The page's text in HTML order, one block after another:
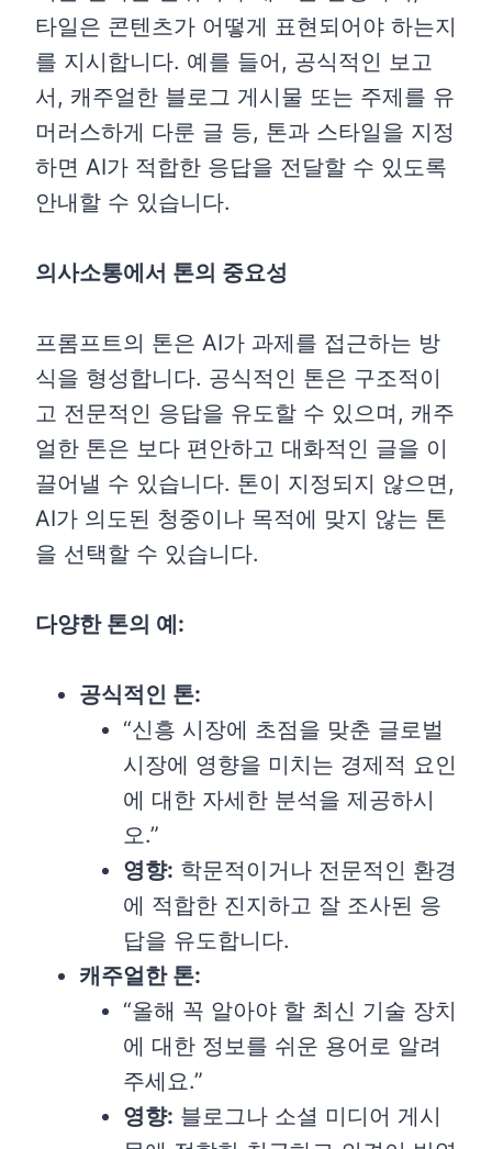
타일은 콘텐츠가 어떻게 표현되어야 하는지
를 지시합니다. 예를 들어, 공식적인 보고
서, 캐주얼한 블로그 게시물 또는 주제를 유
머러스하게 다룬 글 등, 톤과 스타일을 지정
하면 AI가 적합한 응답을 전달할 수 있도록
안내할 수 있습니다.
의사소통에서 톤의 중요성
프롬프트의 톤은 AI가 과제를 접근하는 방
식을 형성합니다. 공식적인 톤은 구조적이
고 전문적인 응답을 유도할 수 있으며, 캐주
얼한 톤은 보다 편안하고 대화적인 글을 이
끌어낼 수 있습니다. 톤이 지정되지 않으면,
AI가 의도된 청중이나 목적에 맞지 않는 톤
을 선택할 수 있습니다.
다양한 톤의 예:
공식적인 톤:
“신흥 시장에 초점을 맞춘 글로벌
시장에 영향을 미치는 경제적 요인
에 대한 자세한 분석을 제공하시
오.”
영향: 학문적이거나 전문적인 환경
에 적합한 진지하고 잘 조사된 응
답을 유도합니다.
캐주얼한 톤:
“올해 꼭 알아야 할 최신 기술 장치
에 대한 정보를 쉬운 용어로 알려
주세요.”
영향: 블로그나 소셜 미디어 게시